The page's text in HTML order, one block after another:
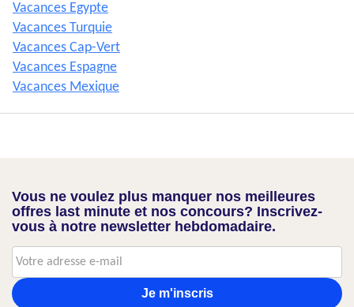
Vacances Egypte
Vacances Turquie
Vacances Cap-Vert
Vacances Espagne
Vacances Mexique
Vous ne voulez plus manquer nos meilleures
offres last minute et nos concours? Inscrivez-
vous à notre newsletter hebdomadaire.
Je m'inscris